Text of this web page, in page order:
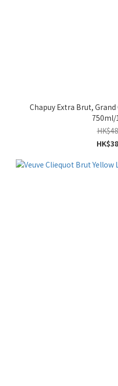
Chapuy Extra Brut, Grand
750ml/